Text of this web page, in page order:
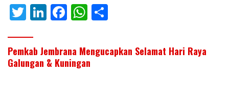
T
w
itt
er
Li
n
k
e
F
ac
e
b
W
h
at
s
ar
e
Pemkab Jembrana Mengucapkan Selamat Hari Raya
Galungan & Kuningan